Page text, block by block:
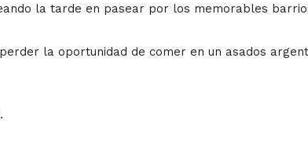
la tarde en pasear por los memorables
la oportunidad de comer en un asados